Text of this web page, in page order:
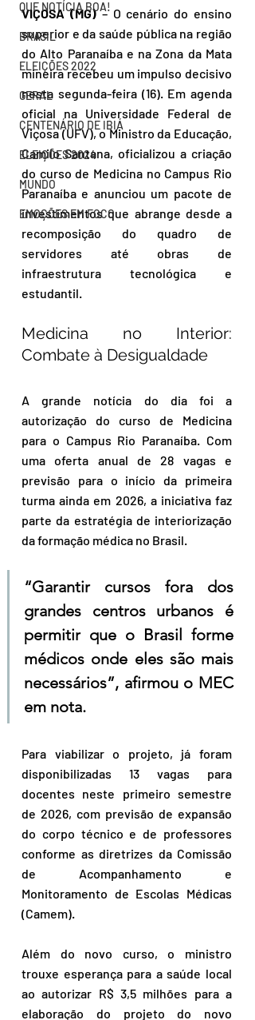
QUE NOTÍCIA BOA!
BRASIL
ELEIÇÕES 2022
GERAL
CENTENÁRIO DE IBIÁ
ELEIÇÕES 2024
MUNDO
EMOÇÕES EM FOCO
VIÇOSA (MG) – O cenário do ensino
superior e da saúde pública na região
do Alto Paranaíba e na Zona da Mata
mineira recebeu um impulso decisivo
nesta segunda-feira (16). Em agenda
oficial na Universidade Federal de
Viçosa (UFV), o Ministro da Educação,
Camilo Santana, oficializou a criação
do curso de Medicina no Campus Rio
Paranaíba e anunciou um pacote de
investimentos que abrange desde a
recomposição do quadro de
servidores até obras de
infraestrutura tecnológica e
estudantil.
Medicina no Interior:
Combate à Desigualdade
A grande notícia do dia foi a
autorização do curso de Medicina
para o Campus Rio Paranaíba. Com
uma oferta anual de 28 vagas e
previsão para o início da primeira
turma ainda em 2026, a iniciativa faz
parte da estratégia de interiorização
da formação médica no Brasil.
“Garantir cursos fora dos
grandes centros urbanos é
permitir que o Brasil forme
médicos onde eles são mais
necessários”, afirmou o MEC
em nota.
Para viabilizar o projeto, já foram
disponibilizadas 13 vagas para
docentes neste primeiro semestre
de 2026, com previsão de expansão
do corpo técnico e de professores
conforme as diretrizes da Comissão
de Acompanhamento e
Monitoramento de Escolas Médicas
(Camem).
Além do novo curso, o ministro
trouxe esperança para a saúde local
ao autorizar R$ 3,5 milhões para a
elaboração do projeto do novo